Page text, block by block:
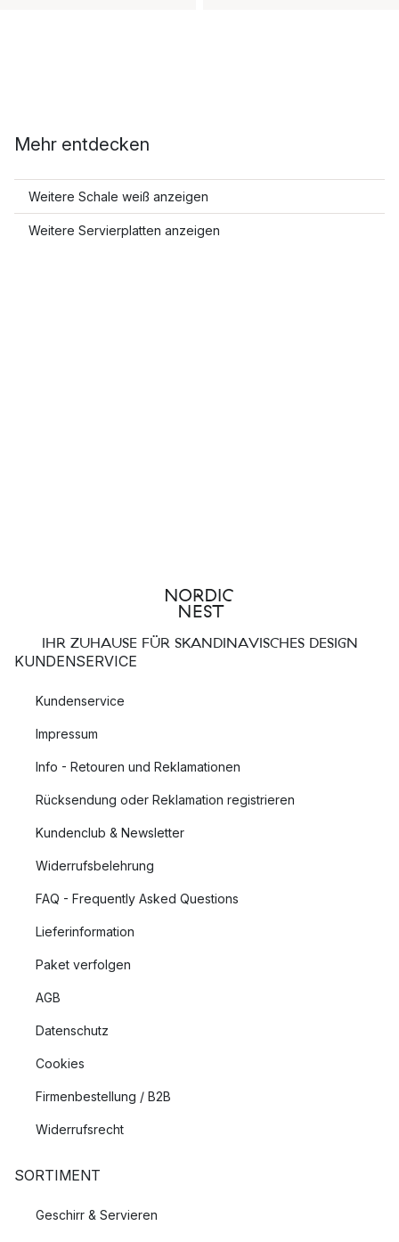
Mehr entdecken
Weitere Schale weiß anzeigen
Weitere Servierplatten anzeigen
IHR ZUHAUSE FÜR SKANDINAVISCHES DESIGN
KUNDENSERVICE
Kundenservice
Impressum
Info - Retouren und Reklamationen
Rücksendung oder Reklamation registrieren
Kundenclub & Newsletter
Widerrufsbelehrung
FAQ - Frequently Asked Questions
Lieferinformation
Paket verfolgen
AGB
Datenschutz
Cookies
Firmenbestellung / B2B
Widerrufsrecht
SORTIMENT
Geschirr & Servieren